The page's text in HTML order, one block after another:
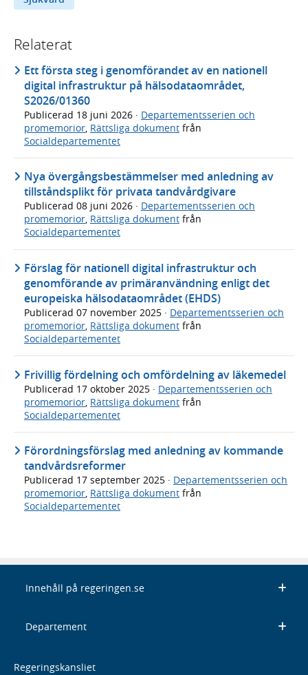
Relaterat
Ett första steg i genomförandet av en nationell
digital infrastruktur på hälsodataområdet,
S2026/01360
Publicerad 18 juni 2026 · Departementsserien och
promemorior Rättsliga dokument från
Socialdepartementet
Nya övergångsbestämmelser med anledning av
tillståndsplikt för privata tandvårdgivare
Publicerad 08 juni 2026 · Departementsserien och
promemorior, Rättsliga dokument från
Socialdepartementet
Förslag för nationell digital infrastruktur och
genomförande av primäranvändning enligt det
europeiska hälsodataområdet (EHDS)
Publicerad 07 november 2025 · Departementsserien och
promemorior, Rättsliga dokument från
Socialdepartementet
Frivillig fördelning och omfördelning av läkemedel
Publicerad 17 oktober 2025 · Departementsserien och
promemorior Rättsliga dokument från
Socialdepartementet
Förordningsförslag med anledning av kommande
tandvårdsreformer
Publicerad 17 september 2025 · Departementsserien och
promemorior, Rättsliga dokument från
Socialdepartementet
Innehåll på regeringen.se
Departement
Regeringskansliet